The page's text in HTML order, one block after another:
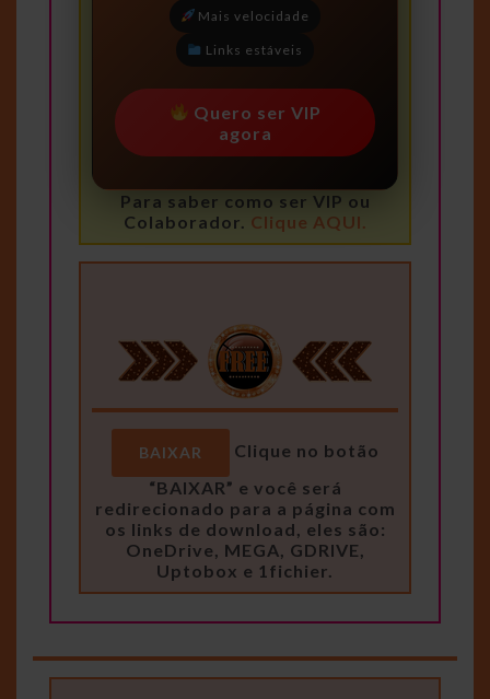
Mais velocidade
Links estáveis
Quero ser VIP
agora
Para saber como ser VIP ou
Colaborador. Clique AQUI.
BAIXAR
Clique no botão
“BAIXAR” e você será
redirecionado para a página com
os links de download, eles são:
OneDrive, MEGA, GDRIVE,
Uptobox e 1fichier.